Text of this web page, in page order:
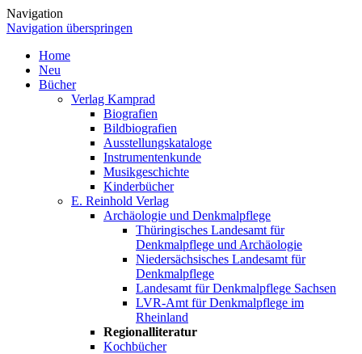
Navigation
Navigation überspringen
Home
Neu
Bücher
Verlag Kamprad
Biografien
Bildbiografien
Ausstellungskataloge
Instrumentenkunde
Musikgeschichte
Kinderbücher
E. Reinhold Verlag
Archäologie und Denkmalpflege
Thüringisches Landesamt für
Denkmalpflege und Archäologie
Niedersächsisches Landesamt für
Denkmalpflege
Landesamt für Denkmalpflege Sachsen
LVR-Amt für Denkmalpflege im
Rheinland
Regionalliteratur
Kochbücher